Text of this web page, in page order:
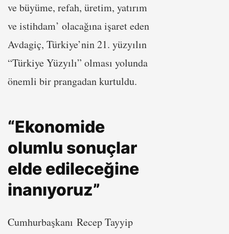
ve büyüme, refah, üretim, yatırım
ve istihdam’ olacağına işaret eden
Avdagiç, Türkiye’nin 21. yüzyılın
“Türkiye Yüzyılı” olması yolunda
önemli bir prangadan kurtuldu.
“Ekonomide
olumlu sonuçlar
elde edileceğine
inanıyoruz”
Cumhurbaşkanı Recep Tayyip